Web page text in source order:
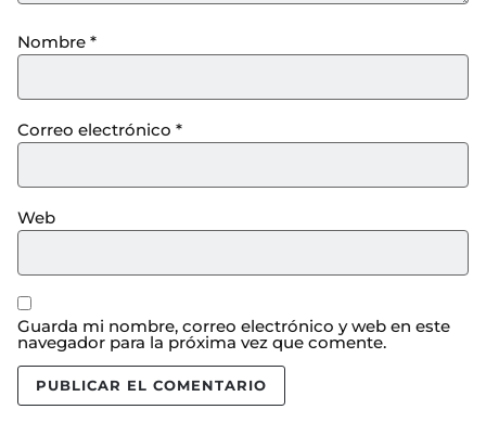
Nombre *
Correo electrónico *
Web
Guarda mi nombre, correo electrónico y web en este
navegador para la próxima vez que comente.